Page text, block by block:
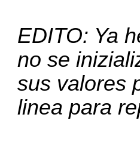
EDITO: Ya
no se
sus valores
linea para